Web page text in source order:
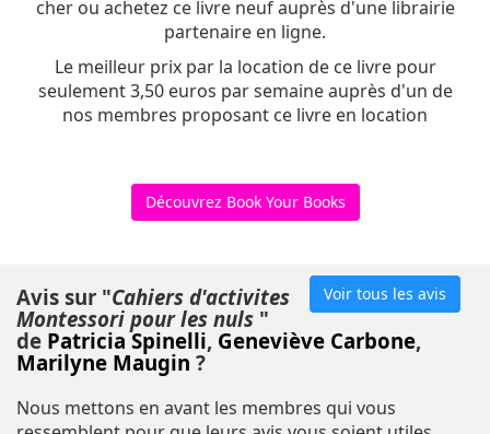
cher ou achetez ce livre neuf auprès d'une librairie
partenaire en ligne.
Le meilleur prix par la location de ce livre pour
seulement 3,50 euros par semaine auprès d'un de
nos membres proposant ce livre en location
Découvrez Book Your Books
Voir tous les avis
Avis sur "Cahiers d'activites
Montessori pour les nuls "
de Patricia Spinelli, Geneviève Carbone,
Marilyne Maugin ?
Nous mettons en avant les membres qui vous